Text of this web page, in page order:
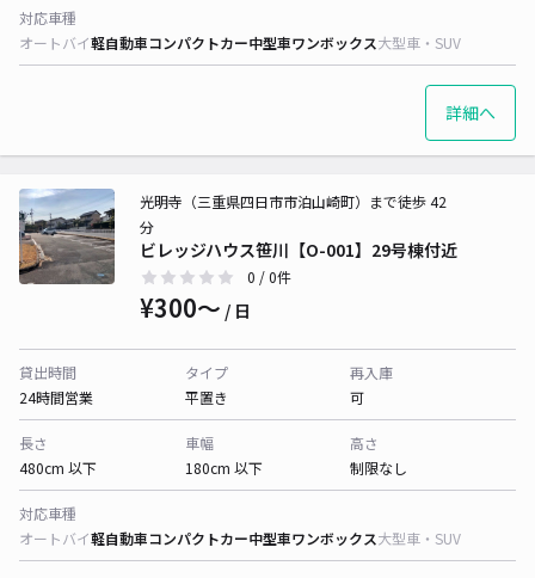
対応車種
オートバイ軽自動車コンパクトカー中型車ワンボックス大型車・SUV
詳細へ
ビレッジハウス笹川【O-001】29号棟付近
光明寺（三重県四日市市泊山崎町）まで徒歩 42
分
0 / 0件
¥300〜 / 日
貸出時間
24時間営業
タイプ
平置き
再入庫
可
長さ
480cm 以下
車幅
180cm 以下
高さ
制限なし
対応車種
オートバイ軽自動車コンパクトカー中型車ワンボックス大型車・SUV